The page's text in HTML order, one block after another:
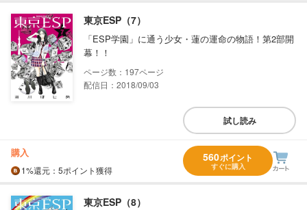
東京ESP（7）
「ESP学園」に通う少女・蓮の運命の物語！第2部開
幕！！
197
配信日：2018/09/03
試し読み
購入
1%還元 ：5ポイント獲得
560ポイント
すぐに購入
東京ESP（8）